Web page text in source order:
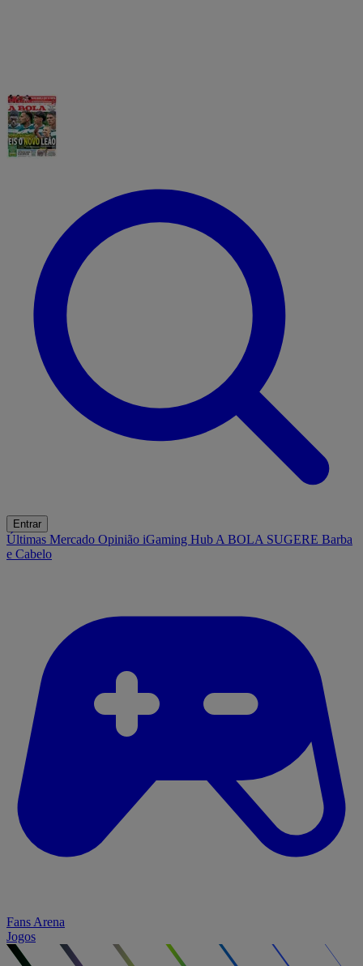
Entrar
Últimas Mercado Opinião iGaming Hub A BOLA SUGERE Barba
e Cabelo
Fans Arena
Jogos